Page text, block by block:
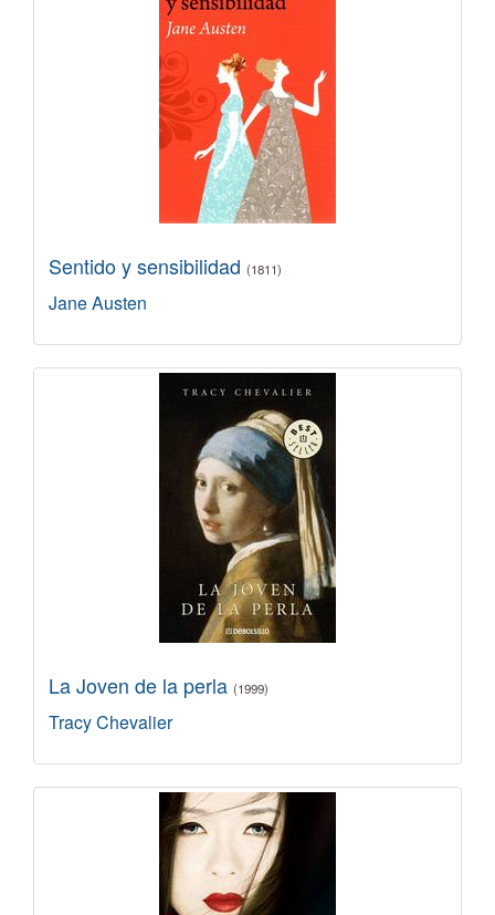
Sentido y sensibilidad (1811)
Jane Austen
La Joven de la perla (1999)
Tracy Chevalier